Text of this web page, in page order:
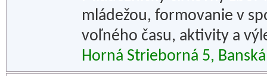
mládežou, formovanie v
voľného času, aktivity a
Horná Strieborná 5,